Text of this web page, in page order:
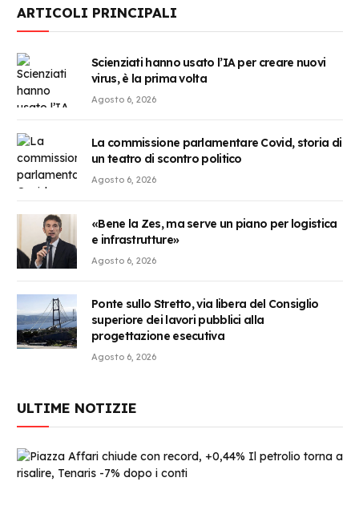
ARTICOLI PRINCIPALI
Scienziati hanno usato l’IA per creare nuovi
virus, è la prima volta
Agosto 6, 2026
La commissione parlamentare Covid, storia di
un teatro di scontro politico
Agosto 6, 2026
«Bene la Zes, ma serve un piano per logistica
e infrastrutture»
Agosto 6, 2026
Ponte sullo Stretto, via libera del Consiglio
superiore dei lavori pubblici alla
progettazione esecutiva
Agosto 6, 2026
ULTIME NOTIZIE